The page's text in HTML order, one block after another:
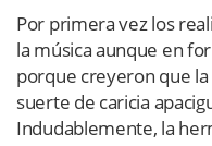
Por primera vez los
la música aunque en
porque creyeron que
suerte de caricia
Indudablemente, la